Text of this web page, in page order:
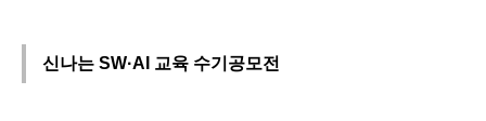
신나는 SW·AI 교육 수기공모전